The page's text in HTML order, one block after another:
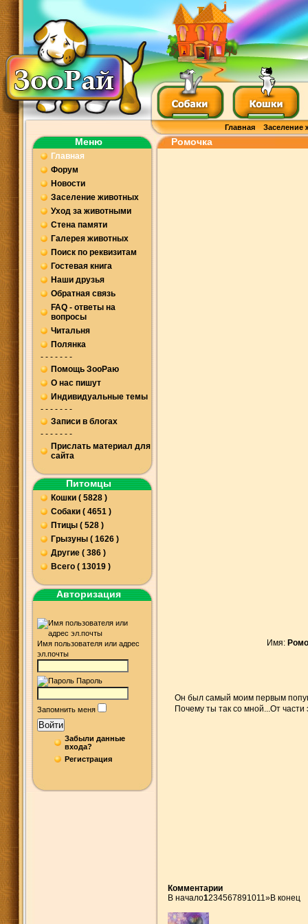
Главная Заселение
Меню
Главная
Форум
Новости
Заселение животных
Уход за животными
Стена памяти
Галерея животных
Поиск по реквизитам
Гостевая книга
Наши друзья
Обратная связь
FAQ - ответы на
вопросы
Читальня
Полянка
- - - - - - -
Помощь ЗооРаю
О нас пишут
Индивидуальные темы
- - - - - - -
Записи в блогах
- - - - - - -
Прислать материал для
сайта
Питомцы
Кошки ( 5828 )
Собаки ( 4651 )
Птицы ( 528 )
Грызуны ( 1626 )
Другие ( 386 )
Всего ( 13019 )
Авторизация
Имя пользователя или адрес
эл.почты
Пароль
Запомнить меня
Войти
Забыли данные
входа?
Регистрация
Ромочка
Имя:
Он был самый моим первым
Почему ты так со мной...От
Комментарии
В начало1234567891011»В конец